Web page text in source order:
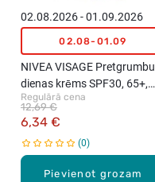
Pievienot grozam
02.08.2026 - 01.09.2026
02.08-01.09
NIVEA VISAGE Pretgrumbu
dienas krēms SPF30, 65+,
50ml
Regulārā cena
6,34 €
12,69 €
0